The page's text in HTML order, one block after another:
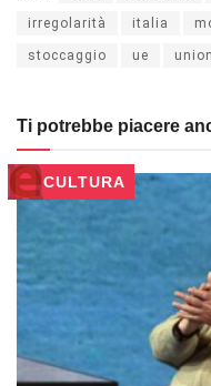
irregolarità italia
stoccaggio ue
Ti potrebbe piacere
CULTURA